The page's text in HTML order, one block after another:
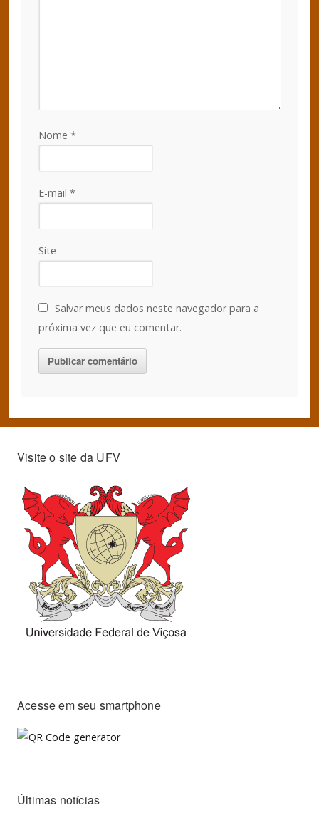
Nome *
E-mail *
Site
Salvar meus dados neste navegador para a
próxima vez que eu comentar.
Visite o site da UFV
Acesse em seu smartphone
Últimas notícias